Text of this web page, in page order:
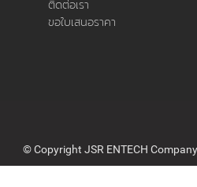
ติดต่อเรา
ขอใบเสนอราคา
© Copyright JSR ENTECH